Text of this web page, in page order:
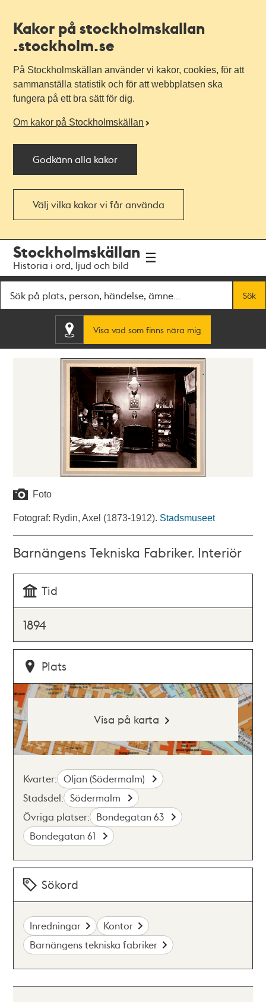
Kakor på stockholmskallan
.stockholm.se
På Stockholmskällan använder vi kakor, cookies, för att
sammanställa statistik och för att webbplatsen ska
fungera på ett bra sätt för dig.
Om kakor på Stockholmskällan
Godkänn alla kakor
Välj vilka kakor vi får använda
navigationen
huvudinnehållet
Stockholmskällan
Historia i ord, ljud och bild
Sök
Visa vad som finns nära mig
Foto
Fotograf: Rydin, Axel (1873-1912). Stadsmuseet
Barnängens Tekniska Fabriker. Interiör
Tid
1894
Plats
Visa på karta
Kvarter: Oljan (Södermalm)
Stadsdel: Södermalm
Övriga platser: Bondegatan 63
Bondegatan 61
Sökord
Inredningar
Kontor
Barnängens tekniska fabriker